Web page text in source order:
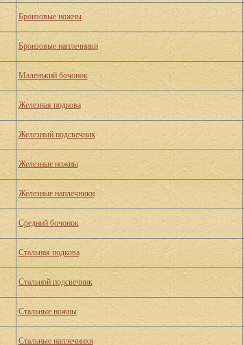
Бронзовые ножны
Бронзовые наплечники
Маленький бочонок
Железная подкова
Железный подсвечник
Железные ножны
Железные наплечники
Средний бочонок
Стальная подкова
Стальной подсвечник
Стальные ножны
Стальные наплечники